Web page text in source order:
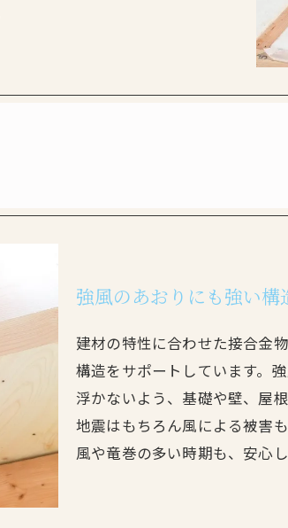
強風のあおりにも強い構
建材の特性に合わせた接合金
構造をサポートしています。
浮かないよう、基礎や壁、屋
地震はもちろん風による被害
風や竜巻の多い時期も、安心